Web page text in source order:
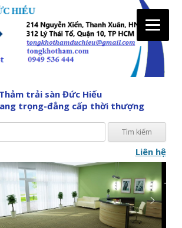
Thảm trải sàn Đức Hiếu
trọng-đẳng cấp thời thượng
Liên hệ
Skip
to
content